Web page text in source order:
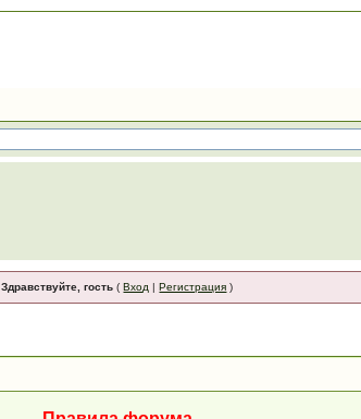
Здравствуйте, гость (Вход |Регистрация )